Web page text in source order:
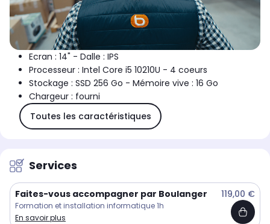
Ecran : 14" - Dalle : IPS
Processeur : Intel Core i5 10210U - 4 coeurs
Stockage : SSD 256 Go - Mémoire vive : 16 Go
Chargeur : fourni
Toutes les caractéristiques
Services
Faites-vous accompagner par Boulanger 119,00 €
Formation et installation informatique 1h
En savoir plus